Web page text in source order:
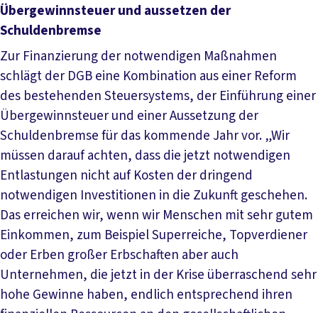
Übergewinnsteuer und aussetzen der
Schuldenbremse
Zur Finanzierung der notwendigen Maßnahmen
schlägt der DGB eine Kombination aus einer Reform
des bestehenden Steuersystems, der Einführung einer
Übergewinnsteuer und einer Aussetzung der
Schuldenbremse für das kommende Jahr vor. „Wir
müssen darauf achten, dass die jetzt notwendigen
Entlastungen nicht auf Kosten der dringend
notwendigen Investitionen in die Zukunft geschehen.
Das erreichen wir, wenn wir Menschen mit sehr gutem
Einkommen, zum Beispiel Superreiche, Topverdiener
oder Erben großer Erbschaften aber auch
Unternehmen, die jetzt in der Krise überraschend sehr
hohe Gewinne haben, endlich entsprechend ihren